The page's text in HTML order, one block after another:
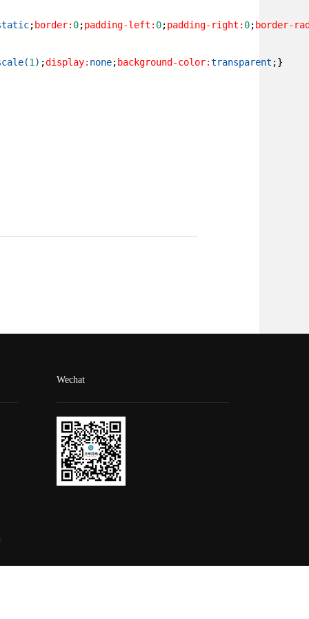
; border: 0;padding-left: 0;padding-right: 0; border-
1) ;display: none; background-color:transparent ;}
Wechat